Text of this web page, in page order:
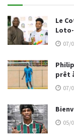
Le
07/
prêt
07/
05/